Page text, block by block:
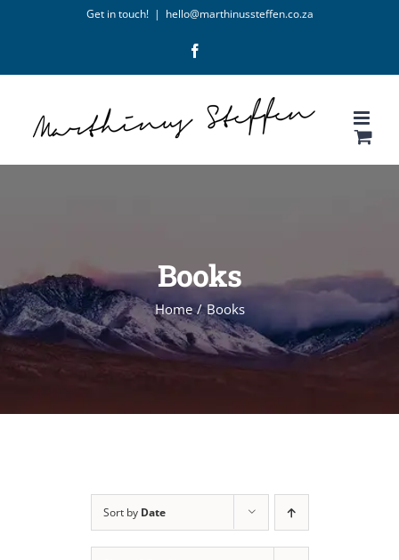
content
Get in touch! | hello@marthinussteffen.co.za
Books
Home / Books
Sort by Date